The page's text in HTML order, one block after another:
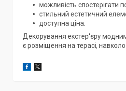
можливість спостерігати
стильний естетичний
доступна ціна.
Декорування екстер'єру
є розміщення на терасі,